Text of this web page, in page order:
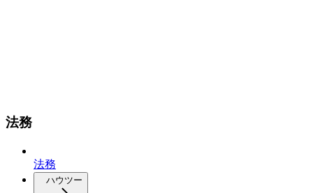
法務
法務
ハウツー